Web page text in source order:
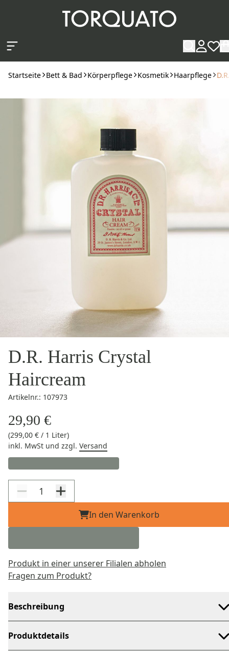
Startseite Bett & Bad Körperpflege Kosmetik Haarpflege
D.R. Harris Crystal
Haircream
Artikelnr.: 107973
29,90 €
(299,00 € / 1 Liter)
inkl. MwSt und zzgl. Versand
In den Warenkorb
Produkt in einer unserer Filialen abholen
Fragen zum Produkt?
Beschreibung
Produktdetails